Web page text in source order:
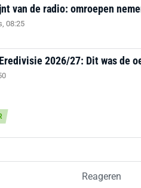
van de radio: omroepen
08:25
2026/27: Dit was de
Reageren